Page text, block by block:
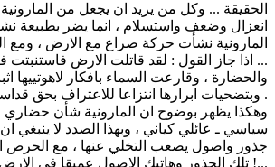
الحقيقة ... وكل من يريد ان يجعل من
انعزال وضعف واستسلام ، انما يضر بطبيعة
المارونية نشأت حركة صراع مع الارض ، ومع
... اذا جاز القول : لقد قاتلت الارض فاستنبتت
والحضارة ، وقارعت السماء بافكار لاهوتييها
وبتضحيات ابرارها انتزاعا للاعتراف بحق قداستهم .
وهكذا يظهر بوضوح ان المارونية شأن حضاري
سياسي ـ عائلي كياني ، وبهذا الصدد لا ينبغي
جذور واصول يصعب التخلي عنها ، مع الحرص
تلك الجذور وهاتيك الاصول عميقا في الارض والتاريخ !...